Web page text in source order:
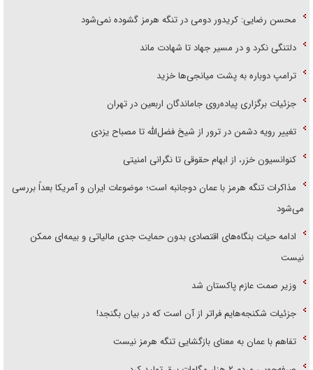
محسن رضایی: کریدور دومی در تنگه هرمز گشوده نمی‌شود
دلتنگی نکرد و در مسیر جهاد تا شهادت ماند
ترامپ دوباره به پشت میانجی‌ها خزید
جزئیات برگزاری پیاده‌روی جاماندگان اربعین در تهران
تغییر رویه دشمن در ترور از شیخ فضل‌الله تا مصباح یزدی
کنوانسیون خزر، از ابهام حقوقی تا نگرانی امنیتی
مذاکرات تنگه هرمز با عمان دوجانبه است؛ موضوعات ایران و آمریکا بعداً بررسی
می‌شود
ادامه حیات بنگاه‌های اقتصادی بدون حمایت جدی مالیاتی و بیمه‌ای ممکن
نیست
وزیر صمت عازم پاکستان شد
جزئیات شکنجه‌هایم فراتر از آن است که در بیان بگنجد!
تفاهم با عمان به معنای بازگشایی تنگه هرمز نیست